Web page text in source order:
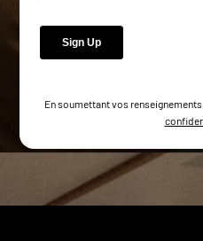
En soumettant vos